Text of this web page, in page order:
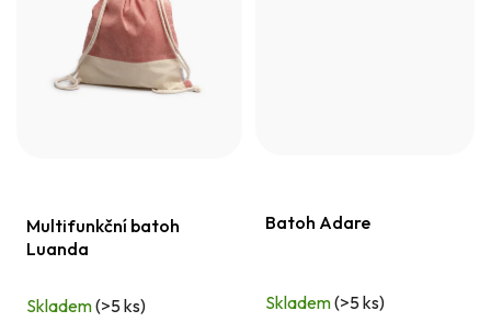
Multifunkční batoh
Luanda
Skladem(>5 ks)
Batoh Adare
Skladem(>5 ks)